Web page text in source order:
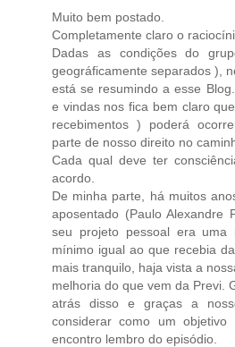
Muito bem postado.
Completamente claro o
Dadas as condições do
geográficamente separados ),
está se resumindo a esse
e vindas nos fica bem claro
recebimentos ) poderá
parte de nosso direito no
Cada qual deve ter
acordo.
De minha parte, há muitos
aposentado (Paulo Alexandre
seu projeto pessoal era uma
mínimo igual ao que recebia
mais tranquilo, haja vista a
melhoria do que vem da Previ.
atrás disso e graças a
considerar como um
encontro lembro do episódio.